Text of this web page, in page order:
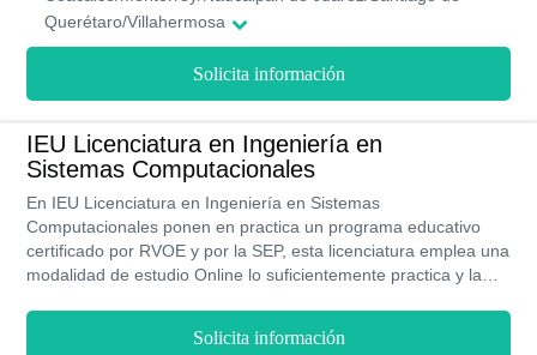
institución que cuenta con 5 estrellas en calidad educativa y de
Querétaro/Villahermosa
Solicita información
IEU Licenciatura en Ingeniería en
Sistemas Computacionales
En IEU Licenciatura en Ingeniería en Sistemas
Computacionales ponen en practica un programa educativo
certificado por RVOE y por la SEP, esta licenciatura emplea una
modalidad de estudio Online lo suficientemente practica y la
Solicita información